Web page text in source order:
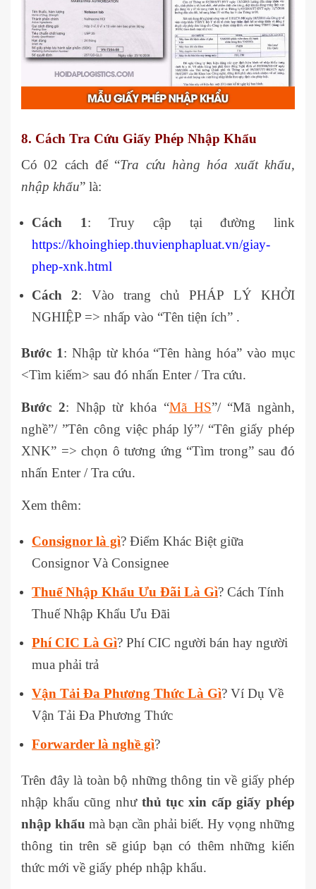
8. Cách Tra Cứu Giấy Phép Nhập Khẩu
Có 02 cách để “Tra cứu hàng hóa xuất khẩu,
nhập khẩu” là:
Cách 1: Truy cập tại đường link
https://khoinghiep.thuvienphapluat.vn/giay-
phep-xnk.html
Cách 2: Vào trang chủ PHÁP LÝ KHỞI
NGHIỆP => nhấp vào “Tên tiện ích” .
Bước 1: Nhập từ khóa “Tên hàng hóa” vào mục
<Tìm kiếm> sau đó nhấn Enter / Tra cứu.
Bước 2: Nhập từ khóa “Mã HS”/ “Mã ngành,
nghề”/ ”Tên công việc pháp lý”/ “Tên giấy phép
XNK” => chọn ô tương ứng “Tìm trong” sau đó
nhấn Enter / Tra cứu.
Xem thêm:
Consignor là gì? Điểm Khác Biệt giữa
Consignor Và Consignee
Thuế Nhập Khẩu Ưu Đãi Là Gì? Cách Tính
Thuế Nhập Khẩu Ưu Đãi
Phí CIC Là Gì? Phí CIC người bán hay người
mua phải trả
Vận Tải Đa Phương Thức Là Gì? Ví Dụ Về
Vận Tải Đa Phương Thức
Forwarder là nghề gì?
Trên đây là toàn bộ những thông tin về giấy phép
nhập khẩu cũng như thủ tục xin cấp giấy phép
nhập khẩu mà bạn cần phải biết. Hy vọng những
thông tin trên sẽ giúp bạn có thêm những kiến
thức mới về giấy phép nhập khẩu.